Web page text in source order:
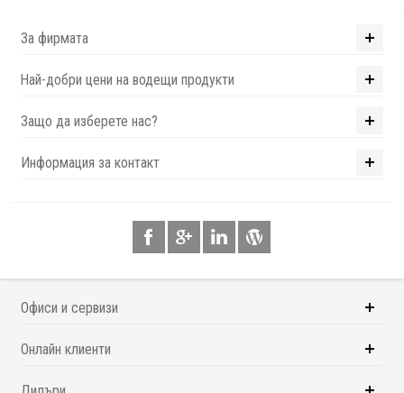
За фирмата
Най-добри цени на водещи продукти
Защо да изберете нас?
Информация за контакт
Офиси и сервизи
Онлайн клиенти